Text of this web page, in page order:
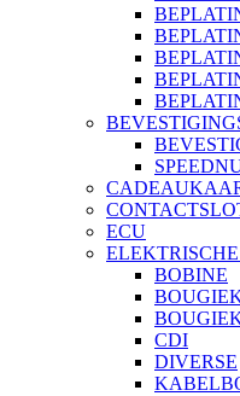
ECU
BOBINE
CDI
DIVERSE